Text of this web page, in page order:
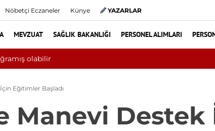
Nöbetçi Eczaneler Künye YAZARLAR
MEVZUAT SAĞLIK BAKANLIĞI PERSONEL ALIMLARI
ayında 10 bini aşkın hasta hiperbarik oksijen tedavisinden
Eğitimler Başladı
Manevi